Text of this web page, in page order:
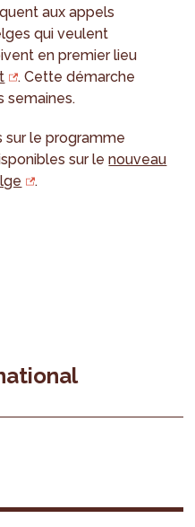
aux appels
qui veulent
en premier lieu
. Cette démarche
semaines.
sur le programme
sur lenouveau
.